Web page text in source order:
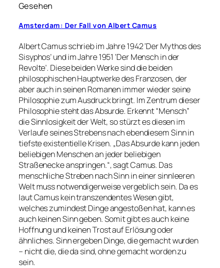
Gesehen
Amsterdam: Der Fall von Albert Camus
Albert Camus schrieb im Jahre 1942 ‘Der Mythos des
Sisyphos’ und im Jahre 1951 ‘Der Mensch in der
Revolte’. Diese beiden Werke sind die beiden
philosophischen Hauptwerke des Franzosen, der
aber auch in seinen Romanen immer wieder seine
Philosophie zum Ausdruck bringt. Im Zentrum dieser
Philosophie steht das Absurde. Erkennt “Mensch”
die Sinnlosigkeit der Welt, so stürzt es diesen im
Verlaufe seines Strebens nach ebendiesem Sinn in
tiefste existentielle Krisen. „Das Absurde kann jeden
beliebigen Menschen an jeder beliebigen
Straßenecke anspringen.“, sagt Camus. Das
menschliche Streben nach Sinn in einer sinnleeren
Welt muss notwendigerweise vergeblich sein. Da es
laut Camus kein transzendentes Wesen gibt,
welches zumindest Dinge angestoßen hat, kann es
auch keinen Sinn geben. Somit gibt es auch keine
Hoffnung und keinen Trost auf Erlösung oder
ähnliches. Sinn ergeben Dinge, die gemacht wurden
– nicht die, die da sind, ohne gemacht worden zu
sein.